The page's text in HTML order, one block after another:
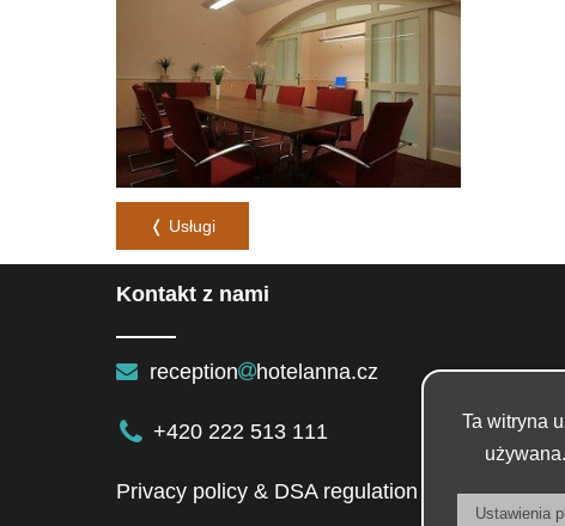
❬ Usługi
Kontakt z nami
reception hotelanna.cz
+420 222 513 111
Privacy policy & DSA regulation
Ta witryna